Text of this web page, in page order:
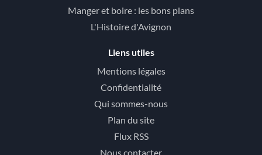
Manger et boire : les bons plans
L'Histoire d'Avignon
Liens utiles
Mentions légales
Confidentialité
Qui sommes-nous
Plan du site
Flux RSS
Nous contacter